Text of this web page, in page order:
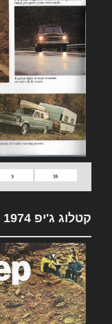
«
‹
קטלוג ג'יפ 1974